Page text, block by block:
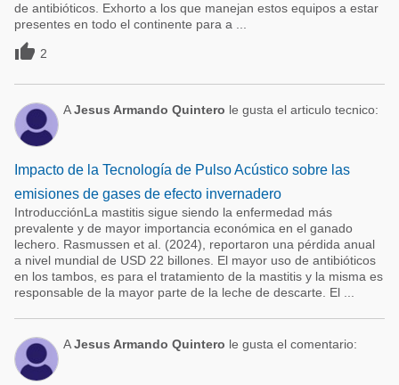
de antibióticos. Exhorto a los que manejan estos equipos a estar
presentes en todo el continente para a ...
 2
AJesus Armando Quintero le gusta el articulo tecnico:
Impacto de la Tecnología de Pulso Acústico sobre las
emisiones de gases de efecto invernadero
IntroducciónLa mastitis sigue siendo la enfermedad más
prevalente y de mayor importancia económica en el ganado
lechero. Rasmussen et al. (2024), reportaron una pérdida anual
a nivel mundial de USD 22 billones. El mayor uso de antibióticos
en los tambos, es para el tratamiento de la mastitis y la misma es
responsable de la mayor parte de la leche de descarte. El ...
AJesus Armando Quintero le gusta el comentario: